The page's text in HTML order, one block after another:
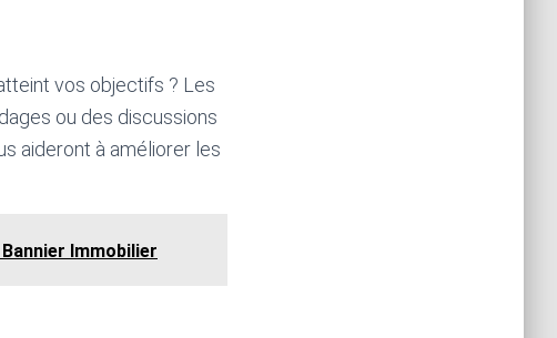
vos objectifs ? Les
ou des discussions
aideront à améliorer les
Immobilier